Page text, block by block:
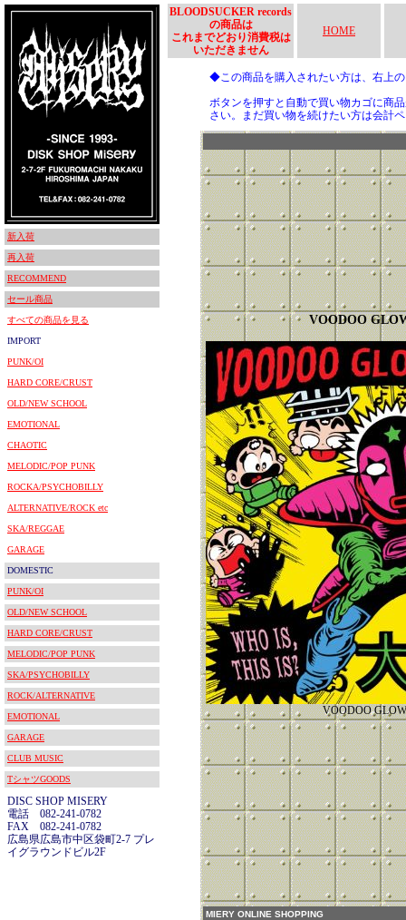
新入荷
再入荷
RECOMMEND
セール商品
すべての商品を見る
IMPORT
PUNK/OI
HARD CORE/CRUST
OLD/NEW SCHOOL
EMOTIONAL
CHAOTIC
MELODIC/POP PUNK
ROCKA/PSYCHOBILLY
ALTERNATIVE/ROCK etc
SKA/REGGAE
GARAGE
DOMESTIC
PUNK/OI
OLD/NEW SCHOOL
HARD CORE/CRUST
MELODIC/POP PUNK
SKA/PSYCHOBILLY
ROCK/ALTERNATIVE
EMOTIONAL
GARAGE
CLUB MUSIC
TシャツGOODS
DISC SHOP MISERY
電話 082-241-0782
FAX 082-241-0782
広島県広島市中区袋町2-7 プレ
イグラウンドビル2F
BLOODSUCKER records
の商品は
これまでどおり消費税は
いただきません
HOME
◆この商品を購入されたい方は、右上
ボタンを押すと自動で買い物カゴに商
さい。まだ買い物を続けたい方は会計
VOODOO
VOODOO
MIERY ONLINE SHOPPING